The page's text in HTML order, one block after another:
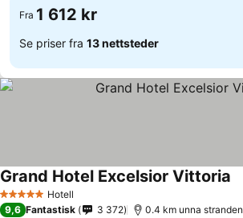
Fra 1 612 kr
Se priser fra 13 nettsteder
5 Stjerner Hotell
Grand Hotel Excelsior Vittoria
9,6 Fantastisk 3 372 0.4 km unna stranden